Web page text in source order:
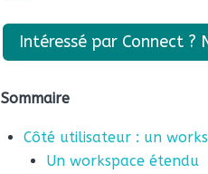
Intéressé par Connect ?
Sommaire
Côté utilisateur : un
Un workspace étendu